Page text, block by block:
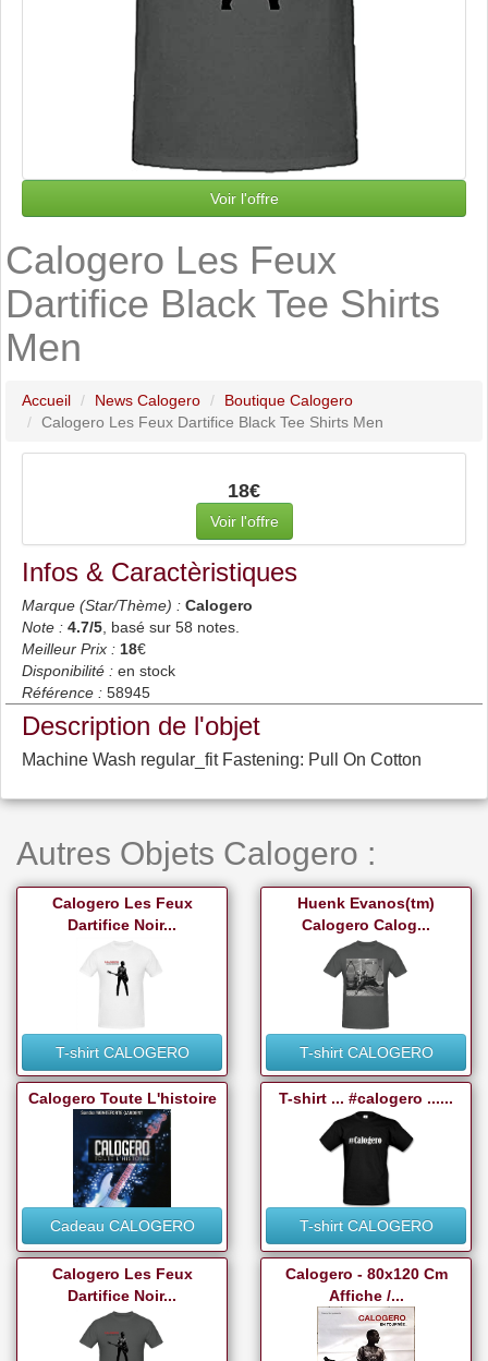
Voir l'offre
Calogero Les Feux
Dartifice Black Tee Shirts
Men
Accueil News Calogero
Boutique Calogero
Calogero Les Feux Dartifice Black Tee Shirts Men
18€
Voir l'offre
Infos & Caractèristiques
Marque (Star/Thème) : Calogero
Note : 4.7/5 , basé sur 58 notes.
Meilleur Prix : 18€
Disponibilité : en stock
Référence : 58945
Description de l'objet
Machine Wash regular_fit Fastening: Pull On Cotton
Autres Objets Calogero :
Calogero Les Feux
Dartifice Noir...
T-shirt CALOGERO
Huenk Evanos(tm)
Calogero Calog...
T-shirt CALOGERO
Calogero Toute L'histoire
Cadeau CALOGERO
T-shirt ... #calogero ......
T-shirt CALOGERO
Calogero Les Feux
Dartifice Noir...
Calogero - 80x120 Cm
Affiche /...